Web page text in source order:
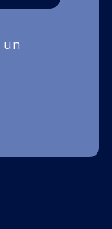
un